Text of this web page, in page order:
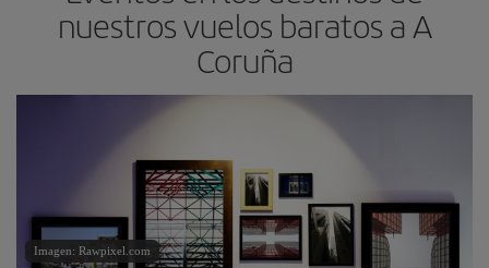
nuestros vuelos baratos a A
Coruña
Imagen: Rawpixel.com